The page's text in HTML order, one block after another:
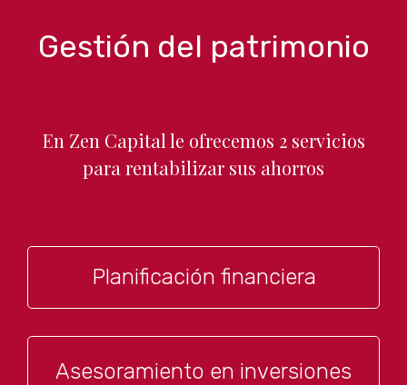
Gestión del patrimonio
En Zen Capital le ofrecemos 2 servicios
para rentabilizar sus ahorros
Planificación financiera
Asesoramiento en inversiones